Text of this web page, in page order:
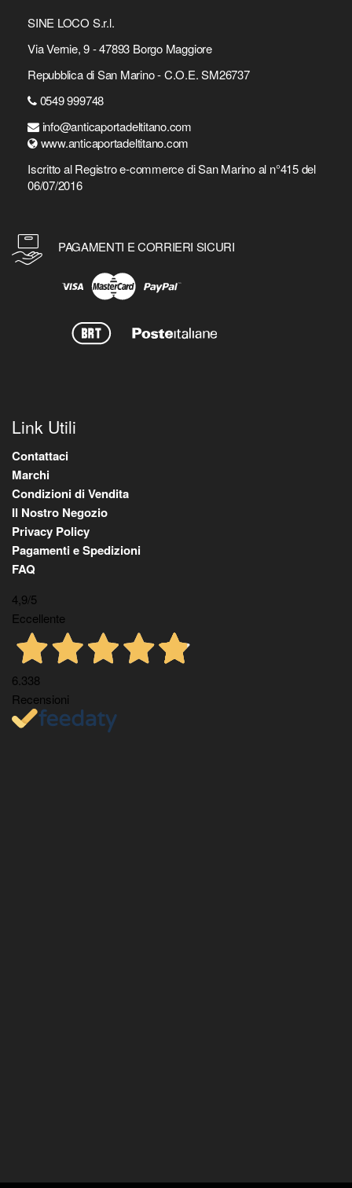
SINE LOCO S.r.l.
Via Vernie, 9 - 47893 Borgo Maggiore
Repubblica di San Marino - C.O.E. SM26737
0549 999748
info@anticaportadeltitano.com
www.anticaportadeltitano.com
Iscritto al Registro e-commerce di San Marino al n°415 del
06/07/2016
PAGAMENTI E CORRIERI SICURI
Link Utili
Contattaci
Marchi
Condizioni di Vendita
Il Nostro Negozio
Privacy Policy
Pagamenti e Spedizioni
FAQ
4,9/5
Eccellente
6.338
Recensioni